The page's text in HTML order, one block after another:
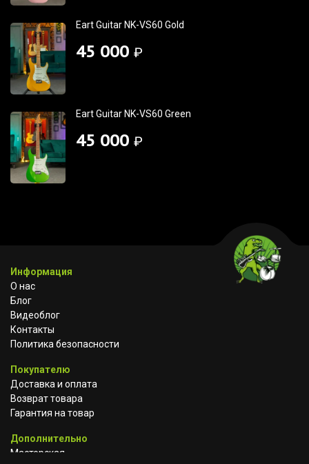
Eart Guitar NK-VS60 Gold
45 000 ₽
Eart Guitar NK-VS60 Green
45 000 ₽
Информация
О нас
Блог
Видеоблог
Контакты
Политика безопасности
Покупателю
Доставка и оплата
Возврат товара
Гарантия на товар
Дополнительно
Мастерская